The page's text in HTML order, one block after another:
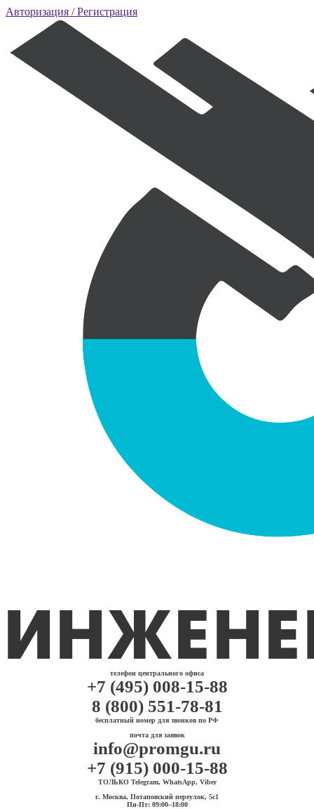
Авторизация / Регистрация
телефон центрального офиса
+7 (495) 008-15-88
8 (800) 551-78-81
бесплатный номер для звонков по РФ
почта для заявок
info@promgu.ru
+7 (915) 000-15-88
ТОЛЬКО Telegram, WhatsApp, Viber
г. Москва, Потаповский переулок, 5с1
Пн-Пт: 09:00–18:00